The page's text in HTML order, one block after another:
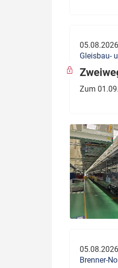
Thema des
Dossier:
Dossier:
05.08.2026
Gleisbau-
Zum
05.08.2026
Brenner-